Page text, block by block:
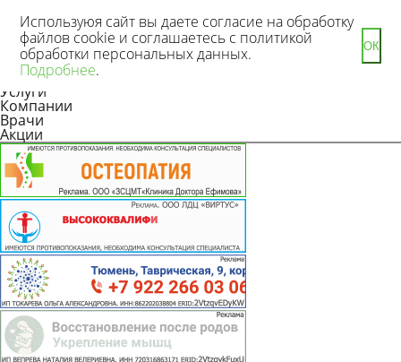
Новости
Статьи
Услуги
Компании
Врачи
Акции
Используюя сайт вы даете согласие на обработку
файлов cookie и соглашаетесь с политикой
обработки персональных данных.
Подробнее.
ОК